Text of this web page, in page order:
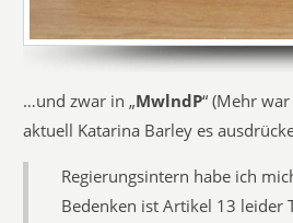
…und zwar in „MwlndP“ (Mehr
aktuell Katarina Barley es
Regierungsintern habe ich
Bedenken ist Artikel 13 leider